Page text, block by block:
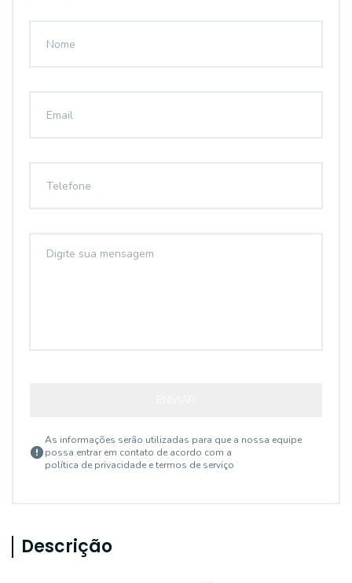
As informações serão utilizadas para que a nossa equipe
possa entrar em contato de acordo com a
política de privacidade e termos de serviço
Descrição